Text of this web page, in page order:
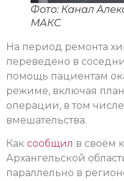
Фото: Канал
МАКС
На период ремонта
переведено в
помощь пациентам
режиме, включая
операции, в том
вмешательства.
Как сообщил в своём
Архангельской
параллельно в